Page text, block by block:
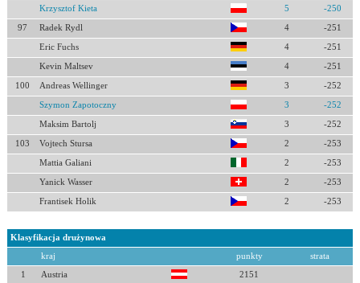
Krzysztof Kieta 5 -250
97 Radek Rydl 4 -251
Eric Fuchs 4 -251
Kevin Maltsev 4 -251
100 Andreas Wellinger 3 -252
Szymon Zapotoczny 3 -252
Maksim Bartolj 3 -252
103 Vojtech Stursa 2 -253
Mattia Galiani 2 -253
Yanick Wasser 2 -253
Frantisek Holik 2 -253
Klasyfikacja drużynowa
kraj punkty strata
1 Austria 2151